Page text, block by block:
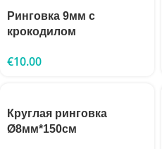
Ринговка 9мм с
крокодилом
€10.00
Круглая ринговка
Ø8мм*150см